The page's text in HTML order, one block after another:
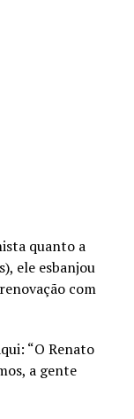
quanto a
ele esbanjou
com
“O Renato
a gente